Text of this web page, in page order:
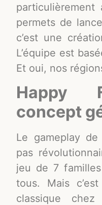
particulièrement
permets de
c’est une
L’équipe est
Et oui, nos
Happy
concept
Le gameplay de
pas
jeu de 7
tous. Mais
classique